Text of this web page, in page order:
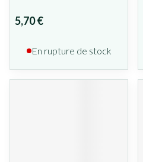
5,70 €
En rupture de stock